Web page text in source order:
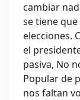
cambiar
se tiene
elecciones.
el
pasiva, No
Popular de
nos faltan